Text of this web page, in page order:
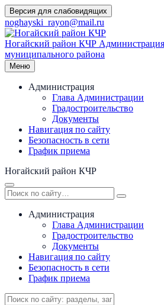
Перейти
к
содержимому
Версия для слабовидящих
noghayski_rayon@mail.ru
Ногайский район КЧР
муниципального района
Меню
Администрация
Глава Администрации
Градостроительство
Документы
Навигация по сайту
Безопасность в сети
График приема
Ногайский район КЧР
Администрация
Глава Администрации
Градостроительство
Документы
Навигация по сайту
Безопасность в сети
График приема